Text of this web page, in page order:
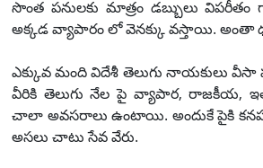
సొంత పనులకు మాత్రం డబ్బులు
అక్కడ వ్యాపారం లో వెనక్కు వస్తాయి.
ఎక్కువ మంది విదేశీ తెలుగు నాయకులు వీసా
వీరికి తెలుగు నేల పై వ్యాపార, రాజకీయ,
చాలా అవసరాలు ఉంటాయి. అందుకే పైకి
అసలు చాటు సేవ వేరు.